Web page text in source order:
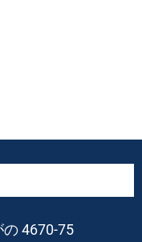
4670-75